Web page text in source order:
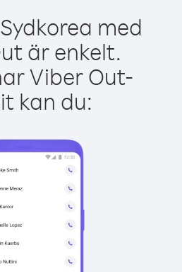
med
är enkelt.
Viber Out-
kan du: